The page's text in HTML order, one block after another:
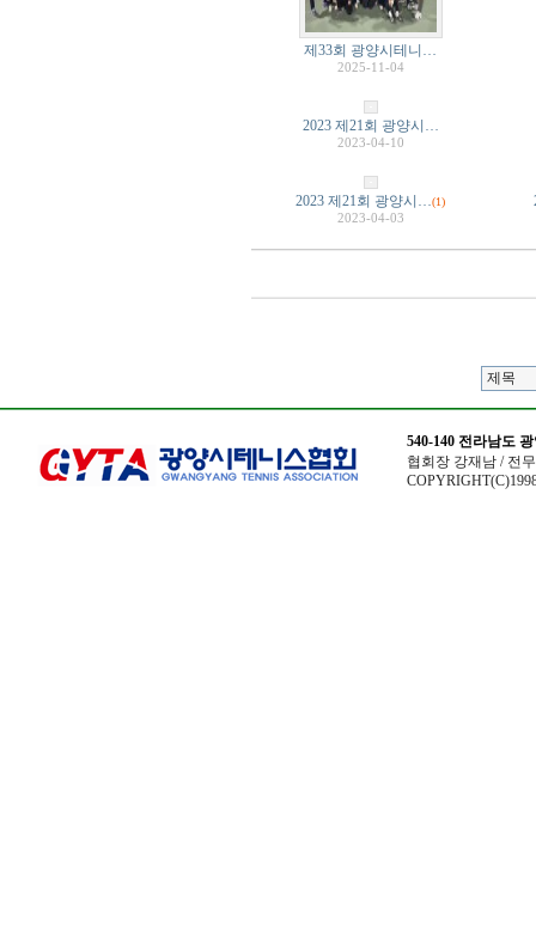
제33회 광양시테니…
2025-11-04
2023 제21회 광양시…
2023-04-10
2023 제21회 광양시…(1)
2023-04-03
540-140 전라남도
협회장 강재남 / 전